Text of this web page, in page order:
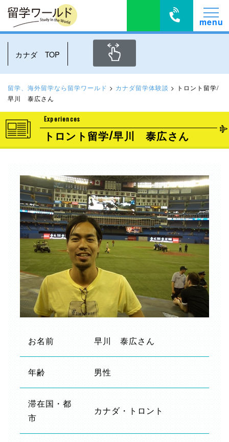
カナダ TOP
留学、海外留学なら留学ワールド > カナダ留学体験談 > トロント留学/
早川 泰広さん
Experiences
トロント留学/早川 泰広さん
お名前 早川 泰広さん
年齢 男性
滞在国・都
市
カナダ・トロント